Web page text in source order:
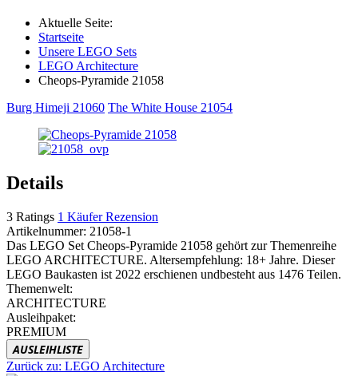
Aktuelle Seite:
Startseite
Unsere LEGO Sets
LEGO Architecture
Cheops-Pyramide 21058
Burg Himeji 21060 The White House 21054
Details
3 Ratings 1 Käufer Rezension
Artikelnummer: 21058-1
Das LEGO Set Cheops-Pyramide 21058 gehört zur Themenreihe
LEGO ARCHITECTURE. Altersempfehlung: 18+ Jahre. Dieser
LEGO Baukasten ist 2022 erschienen undbesteht aus 1476 Teilen.
Themenwelt:
ARCHITECTURE
Ausleihpaket:
PREMIUM
AUSLEIHLISTE
Zurück zu: LEGO Architecture